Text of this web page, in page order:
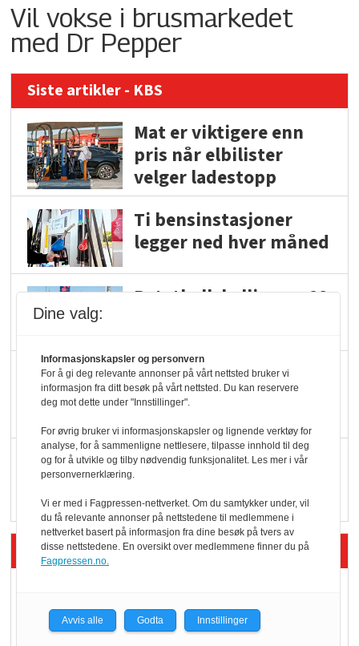
Vil vokse i brusmarkedet
med Dr Pepper
Siste artikler - KBS
Mat er viktigere enn
pris når elbilister
velger ladestopp
Ti bensinstasjoner
legger ned hver måned
Potetball, kylling og 98
KBS-bransjen i
endring: Stadig større
Vokser med ferdigmat
i dagligvare
Siste artikler - Butikk i praksis
dundrer videre
Dine valg:
Informasjonskapsler og personvern
For å gi deg relevante annonser på vårt nettsted bruker vi
informasjon fra ditt besøk på vårt nettsted. Du kan reservere
deg mot dette under "Innstillinger".
For øvrig bruker vi informasjonskapsler og lignende verktøy for
analyse, for å sammenligne nettlesere, tilpasse innhold til deg
og for å utvikle og tilby nødvendig funksjonalitet. Les mer i vår
personvernerklæring.
Vi er med i Fagpressen-nettverket. Om du samtykker under, vil
du få relevante annonser på nettstedene til medlemmene i
nettverket basert på informasjon fra dine besøk på tvers av
disse nettstedene. En oversikt over medlemmene finner du på
Fagpressen.no.
Avvis alle Godta Innstillinger